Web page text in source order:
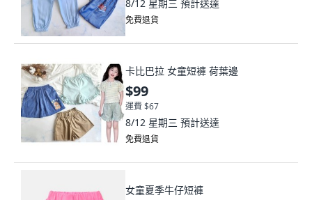
8/12 星期三 預計送達
免費退貨
卡比巴拉 女童短褲 荷葉邊
$99
運費 $67
8/12 星期三 預計送達
免費退貨
女童夏季牛仔短褲